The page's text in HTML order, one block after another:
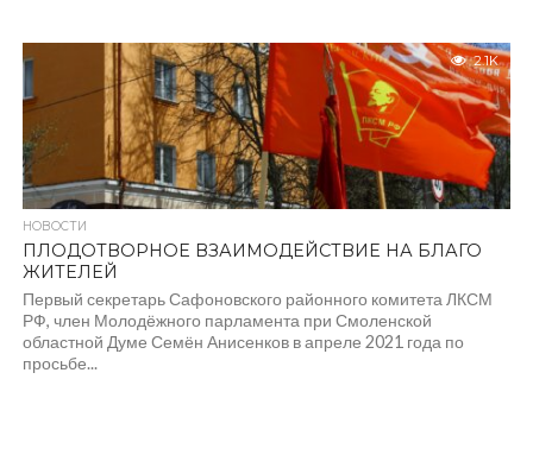
2.1K
НОВОСТИ
ПЛОДОТВОРНОЕ ВЗАИМОДЕЙСТВИЕ НА БЛАГО
ЖИТЕЛЕЙ
Первый секретарь Сафоновского районного комитета ЛКСМ
РФ, член Молодёжного парламента при Смоленской
областной Думе Семён Анисенков в апреле 2021 года по
просьбе...